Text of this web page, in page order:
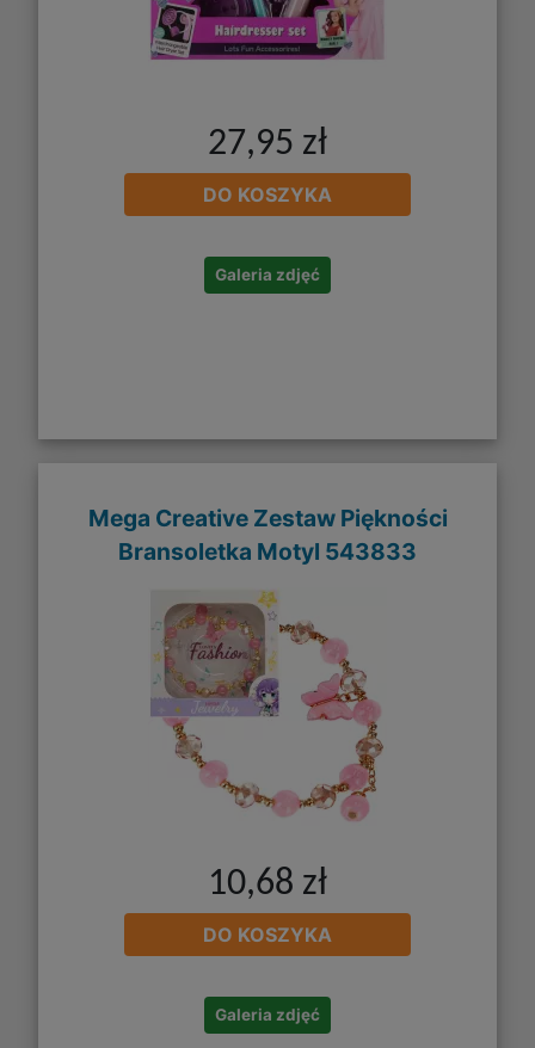
27,95 zł
DO KOSZYKA
Galeria zdjęć
Mega Creative Zestaw Piękności
Bransoletka Motyl 543833
10,68 zł
DO KOSZYKA
Galeria zdjęć